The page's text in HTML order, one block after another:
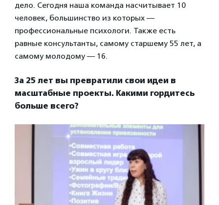
дело. Сегодня наша команда насчитывает 10
человек, большинство из которых —
профессиональные психологи. Также есть
равные консультанты, самому старшему 55 лет, а
самому молодому — 16.
За 25 лет вы превратили свои идеи в
масштабные проекты. Какими гордитесь
больше всего?